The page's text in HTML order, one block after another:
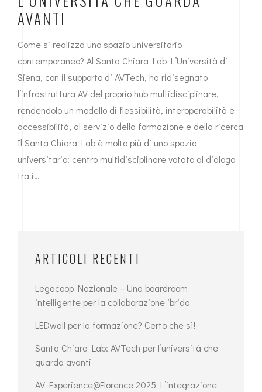
AVANTI
Come si realizza uno spazio universitario
contemporaneo? Al Santa Chiara Lab L’Università di
Siena, con il supporto di AVTech, ha ridisegnato
l’infrastruttura AV del proprio hub multidisciplinare,
rendendolo un modello di flessibilità, interoperabilità e
accessibilità, al servizio della formazione e della ricerca
Il Santa Chiara Lab è molto più di uno spazio
universitario: centro multidisciplinare votato al dialogo
tra i…
ARTICOLI RECENTI
Legacoop Nazionale – Una boardroom
intelligente per la collaborazione ibrida
LEDwall per la formazione? Certo che sì!
Santa Chiara Lab: AVTech per l’università che
guarda avanti
AV Experience@Florence 2025 L’integrazione